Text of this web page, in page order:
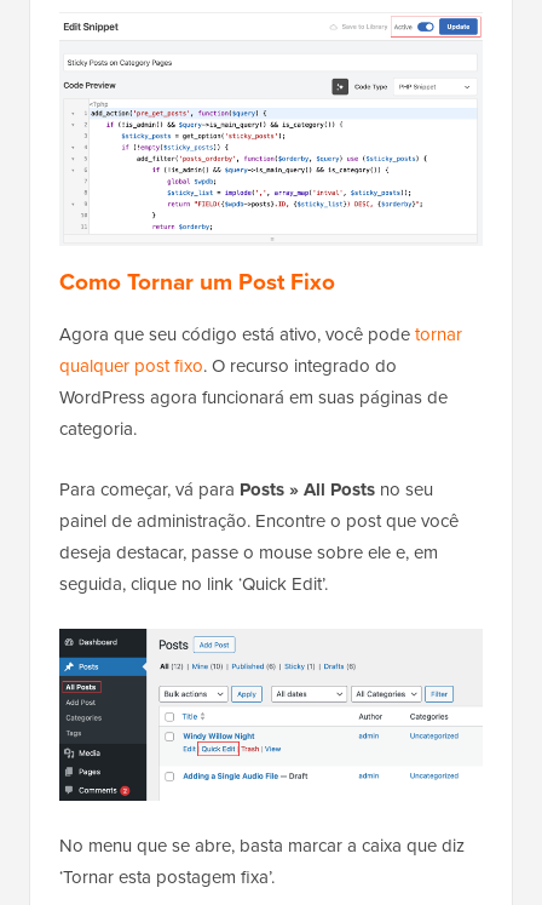
Como Tornar um Post Fixo
Agora que seu código está ativo, você podetornar
qualquer post fixo. O recurso integrado do
WordPress agora funcionará em suas páginas de
categoria.
Para começar, vá para Posts » All Posts no seu
painel de administração. Encontre o post que você
deseja destacar, passe o mouse sobre ele e, em
seguida, clique no link ‘Quick Edit’.
No menu que se abre, basta marcar a caixa que diz
‘Tornar esta postagem fixa’.